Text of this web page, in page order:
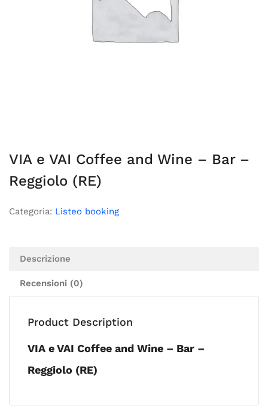
VIA e VAI Coffee and Wine – Bar –
Reggiolo (RE)
Categoria: Listeo booking
Descrizione
Recensioni (0)
Product Description
VIA e VAI Coffee and Wine – Bar –
Reggiolo (RE)